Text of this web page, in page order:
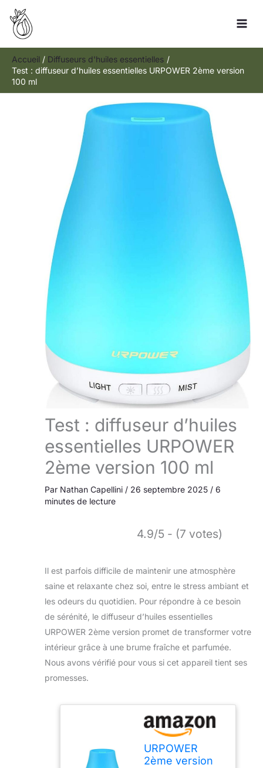
Aller
contenu
Accueil
Diffuseurs d'huiles essentielles
Test : diffuseur d’huiles essentielles URPOWER 2ème version
100 ml
Test : diffuseur d’huiles
essentielles URPOWER
2ème version 100 ml
Par Nathan Capellini / 26 septembre 2025 / 6
minutes de lecture
4.9/5 - (7 votes)
Il est parfois difficile de maintenir une atmosphère
saine et relaxante chez soi, entre le stress ambiant et
les odeurs du quotidien. Pour répondre à ce besoin
de sérénité, le diffuseur d’huiles essentielles
URPOWER 2ème version promet de transformer votre
intérieur grâce à une brume fraîche et parfumée.
Nous avons vérifié pour vous si cet appareil tient ses
promesses.
URPOWER
2ème version
Rechercher